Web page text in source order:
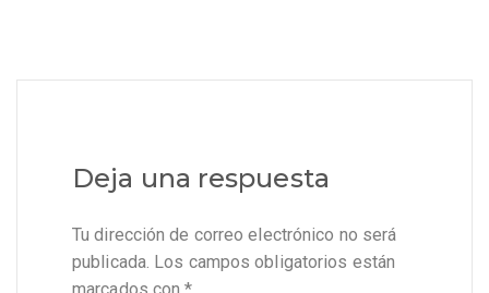
Deja una respuesta
Tu dirección de correo electrónico no será
publicada. Los campos obligatorios están